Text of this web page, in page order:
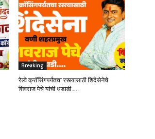
Breaking
रेल्वे क्रॉसिंगपर्यंतचा रस्त्यासाठी शिंदेसेनेचे
शिवराज पेचे यांची धडाडी…..